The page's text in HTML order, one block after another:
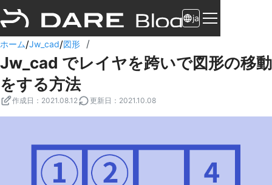
ja
ホーム/Jw_cad/図形 /
Jw_cad でレイヤを跨いで図形の移動
をする方法
作成日 ： 2021.08.12 更新日 ： 2021.10.08